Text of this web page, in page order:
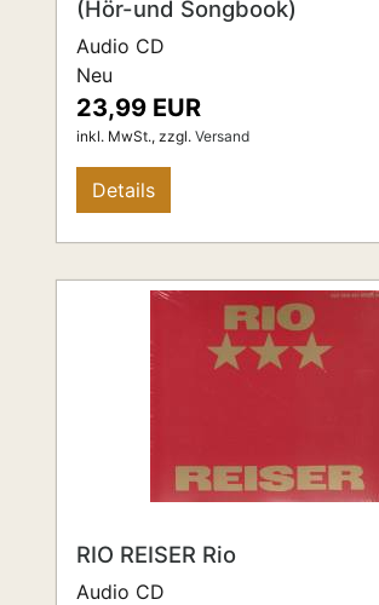
(Hör-und Songbook)
Audio CD
Neu
23,99 EUR
inkl. MwSt., zzgl. Versand
Details
RIO REISER Rio
Audio CD